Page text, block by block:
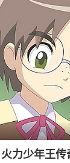
火力少年王传